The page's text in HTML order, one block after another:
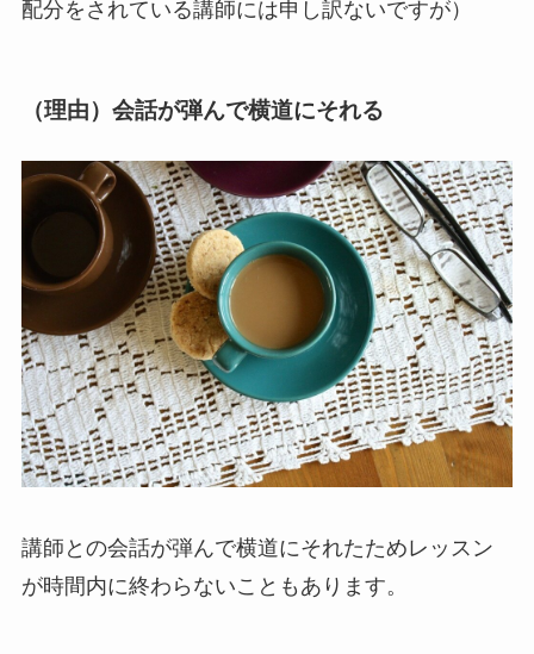
配分をされている講師には申し訳ないですが）
（理由）会話が弾んで横道にそれる
講師との会話が弾んで横道にそれたためレッスン
が時間内に終わらないこともあります。